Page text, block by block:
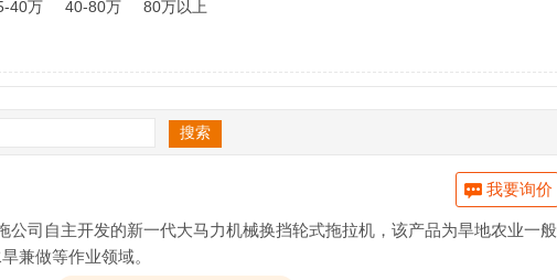
40万 40-80万 80万以上
公司自主开发的新一代大马力机械换挡轮式拖拉机，该产品为旱地农业一般
兼做等作业领域。
我要询价